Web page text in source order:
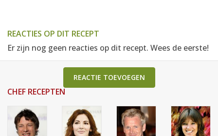
REACTIES OP DIT RECEPT
Er zijn nog geen reacties op dit recept. Wees de eerste!
REACTIE TOEVOEGEN
CHEF RECEPTEN